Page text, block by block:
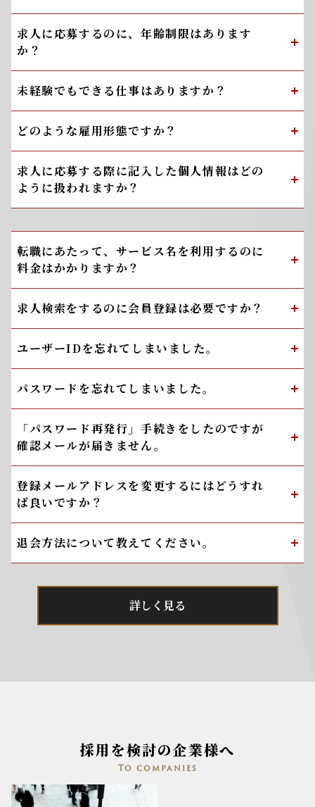
求人に応募するのに、年齢制限はあります
か？
未経験でもできる仕事はありますか？
どのような雇用形態ですか？
求人に応募する際に記入した個人情報はどの
ように扱われますか？
転職にあたって、サービス名を利用するのに
料金はかかりますか？
求人検索をするのに会員登録は必要ですか？
ユーザーIDを忘れてしまいました。
パスワードを忘れてしまいました。
「パスワード再発行」手続きをしたのですが
確認メールが届きません。
登録メールアドレスを変更するにはどうすれ
ば良いですか？
退会方法について教えてください。
詳しく見る
採用を検討の企業様へ
To companies